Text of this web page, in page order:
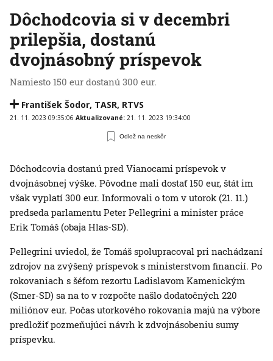
Dôchodcovia si v decembri
prilepšia, dostanú
dvojnásobný príspevok
Namiesto 150 eur dostanú 300 eur.
František Šodor, TASR, RTVS
21. 11. 2023 09:35:06 Aktualizované: 21. 11. 2023 19:34:00
Odlož na neskôr
Dôchodcovia dostanú pred Vianocami príspevok v
dvojnásobnej výške. Pôvodne mali dostať 150 eur, štát im
však vyplatí 300 eur. Informovali o tom v utorok (21. 11.)
predseda parlamentu Peter Pellegrini a minister práce
Erik Tomáš (obaja Hlas-SD).
Pellegrini uviedol, že Tomáš spolupracoval pri nachádzaní
zdrojov na zvýšený príspevok s ministerstvom financií. Po
rokovaniach s šéfom rezortu Ladislavom Kamenickým
(Smer-SD) sa na to v rozpočte našlo dodatočných 220
miliónov eur. Počas utorkového rokovania majú na výbore
predložiť pozmeňujúci návrh k zdvojnásobeniu sumy
príspevku.